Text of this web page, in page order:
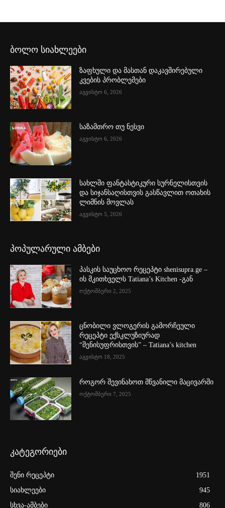
ბოლო სიახლეები
ზაფხული და მასთან დაკავშირებული
კვების პრობლემები
აგვისტო 6, 2026
საზამთრო თუ ნესვი
აგვისტო 6, 2026
სახლში ფანტასტიკური სურნელისთვის
და სიჯანსაღისთვის გასწავლით ოთახის
ლიმნის მოვლას
აგვისტო 5, 2026
პოპულარული ამბები
პასკის საუცხოო რეცეპტი shenisupra.ge –
ის მკითხველს Tatiana’s Kitchen -გან
ოქტომბერი 2, 2025
ცნობილი ვლოგერის გამორჩეული
რეცეპტი ექსკლუზიურად
“შენისუფრისთვის” – Tatiana’s kitchen
აგვისტო 18, 2025
როგორ შევინახოთ მწვანილი მაცივარში
ოქტომბერი 7, 2025
კატეგორიები
შენი რეცეპტი
1951
სიახლეები
945
სხვა-ამბები
806